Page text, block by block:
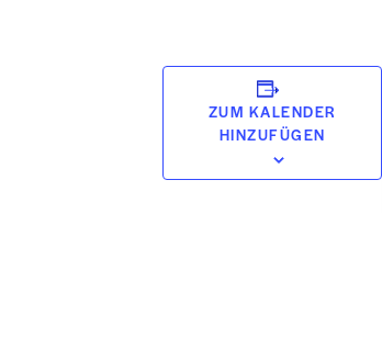
ZUM KALENDER
HINZUFÜGEN